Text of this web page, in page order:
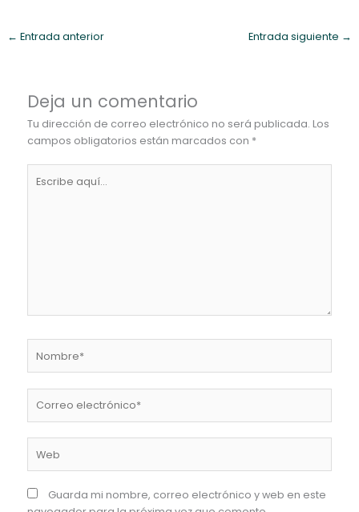
← Entrada anterior Entrada siguiente →
Deja un comentario
Tu dirección de correo electrónico no será publicada. Los
campos obligatorios están marcados con *
aquí...
electrónico*
Guarda mi nombre, correo electrónico y web en este